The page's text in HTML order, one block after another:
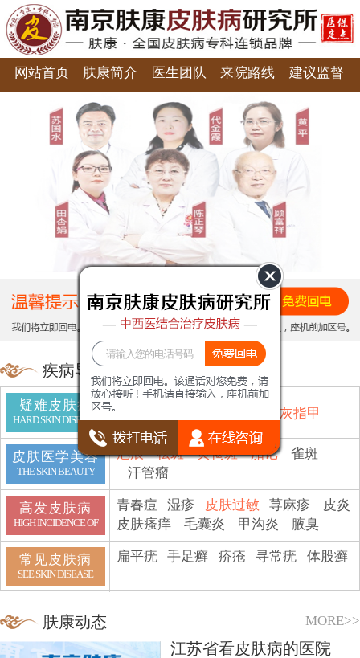
网站首页 肤康简介 医生团队 来院路线 建议监督
疾病导航
疑难皮肤病
HARD SKIN DISEASE 灰指甲
皮肤医学美容
THE SKIN BEAUTY
疤痕 祛斑 黄褐斑 胎记
雀斑
汗管瘤
高发皮肤病
HIGH INCIDENCE OF
青春痘 湿疹 皮肤过敏 荨麻疹
皮炎
皮肤瘙痒
毛囊炎 甲沟炎 腋臭
常见皮肤病
SEE SKIN DISEASE
扁平疣 手足癣 疥疮 寻常疣 体股癣
肤康动态 MORE>>
江苏省看皮肤病的医院